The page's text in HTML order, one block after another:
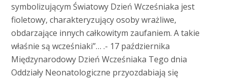
symbolizującym Światowy Dzień Wcześniaka jest
fioletowy, charakteryzujący osoby wrażliwe,
obdarzające innych całkowitym zaufaniem. A takie
właśnie są wcześniaki”… .- 17 października
Międzynarodowy Dzień Wcześniaka Tego dnia
Oddziały Neonatologiczne przyozdabiają się